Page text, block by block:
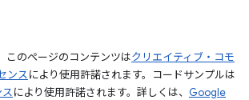
このページのコンテンツはクリエイティブ・コモ
ンスにより使用許諾されます。コードサンプルは
により使用許諾されます。詳しくは、 Google